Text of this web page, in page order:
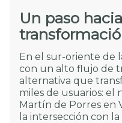
Un paso
En el sur-oriente de
con un alto flujo de
alternativa que
miles de usuarios: el
Martín de Porres en
la intersección con la